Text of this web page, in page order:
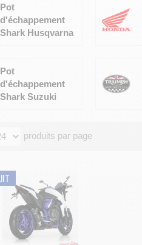
Pot
d'échappement
Shark Husqvarna
Pot
d'échappement
Shark Suzuki
produits par page